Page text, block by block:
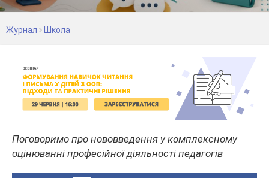
Журнал Школа
Поговоримо про нововведення у комплексному
оцінюванні професійної діяльності педагогів